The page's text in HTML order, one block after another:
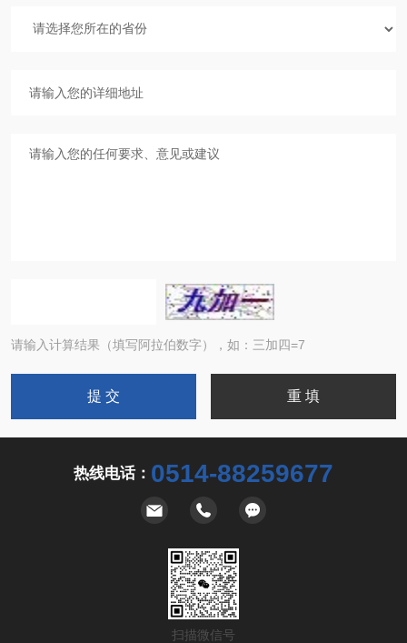
请输入计算结果（填写阿拉伯数字），如：三加四=7
热线电话： 0514-88259677
扫描微信号